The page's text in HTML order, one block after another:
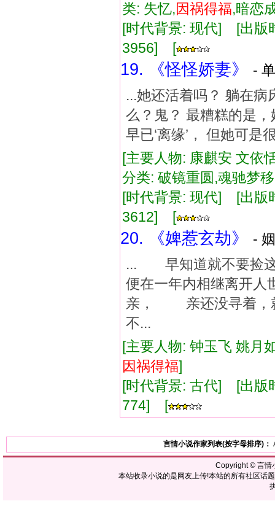
类: 失忆,因祸得福,暗
[时代背景: 现代] [出
3956] [
19. 《怪怪娇妻》
-
...她还活着吗？ 躺在
么？鬼？ 最糟糕的是
早已‘离缘’， 但她可是
[主要人物: 康麒安 文
分类: 破镜重圆,魂驰梦
[时代背景: 现代] [出
3612] [
20. 《婢惹玄劫》
-
... 早知道就不要捡
便在一年内相继离开
亲， 亲还没寻着，
不...
[主要人物: 钟玉飞 姚
因祸得福]
[时代背景: 古代] [出
774] [
言情小说作家列表(按字母排序)：
Copyright © 言情
本站收录小说的是网友上传!本站的所有社区话